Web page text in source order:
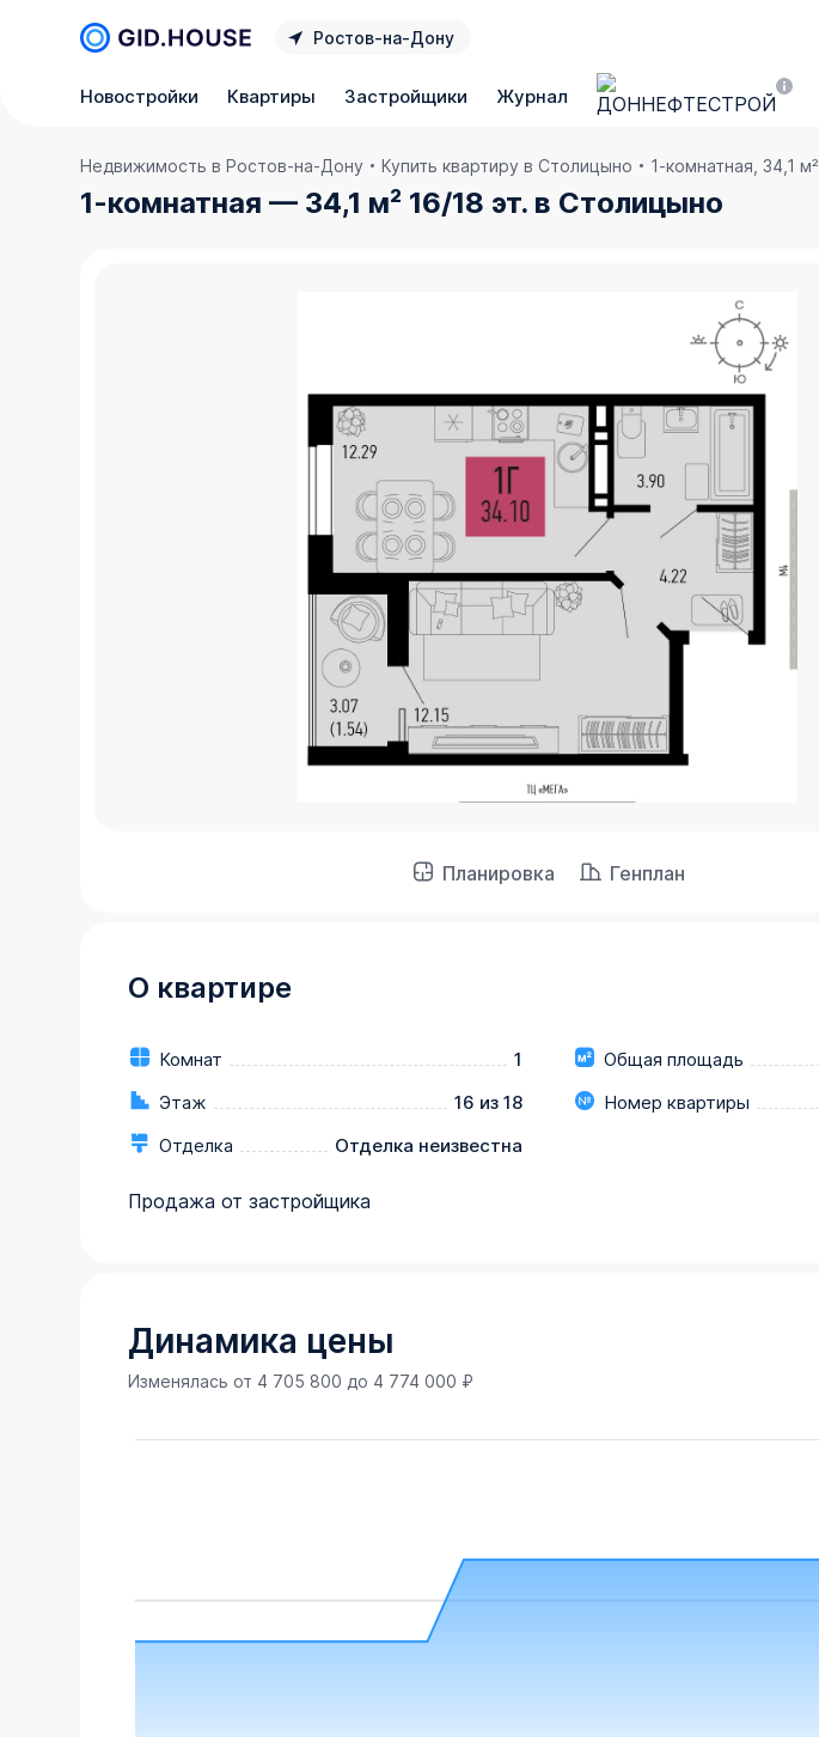
Ростов‑на‑Дону
Новостройки Квартиры Застройщики Журнал
Недвижимость в Ростов‑на‑Дону Купить квартиру в Столицыно 1-комнатная, 34,1 м²
1-комнатная — 34,1 м² 16/18 эт. в Столицыно
Планировка Генплан
О квартире
Комнат 1 Общая площадь
Этаж
16 из 18 Номер квартиры
Отделка
Отделка неизвестна
Продажа от застройщика
Динамика цены
Изменялась от 4 705 800 до 4 774 000 ₽